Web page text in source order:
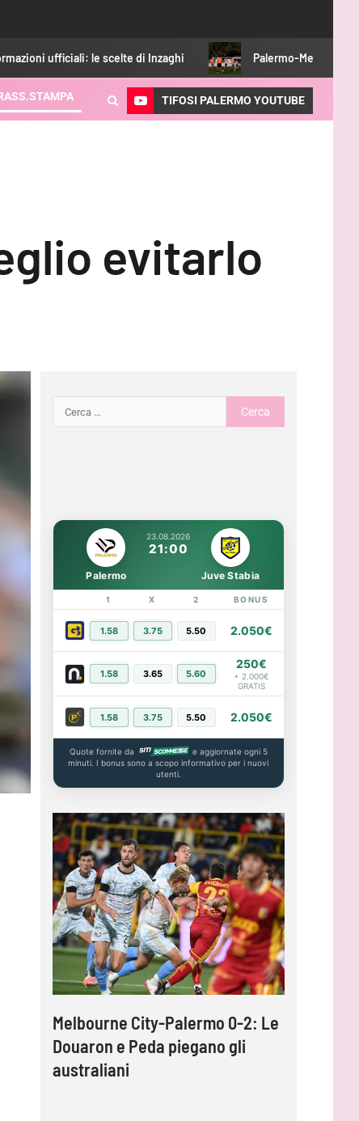
le scelte di Inzaghi Palermo-Melbourne City: ecco
TIFOSI PALERMO YOUTUBE
evitarlo
23.08.2026
21:00
Palermo Juve Stabia
1 X 2 BONUS
1.58 3.75 5.50 2.050€
1.58 3.65 5.60
250€
+ 2.000€
GRATIS
1.58 3.75 5.50 2.050€
Quote fornite da
e aggiornate ogni 5
minuti. I bonus sono a scopo informativo per i nuovi
utenti.
Melbourne City-Palermo 0-2: Le
Douaron e Peda piegano gli
australiani